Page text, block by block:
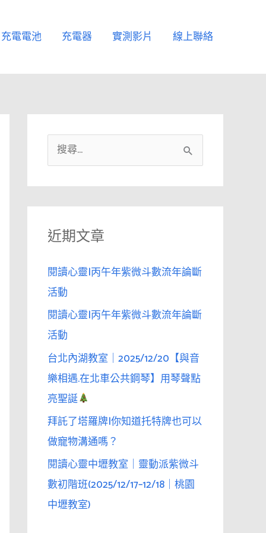
充電電池 充電器 實測影片 線上聯絡
尋
關
鍵
字
近期文章
閱讀心靈|丙午年紫微斗數流年論斷
活動
閱讀心靈|丙午年紫微斗數流年論斷
活動
台北內湖教室｜2025/12/20【與音
樂相遇.在北車公共鋼琴】用琴聲點
亮聖誕
拜託了塔羅牌|你知道托特牌也可以
做寵物溝通嗎？
閱讀心靈中壢教室｜靈動派紫微斗
數初階班(2025/12/17–12/18｜桃園
中壢教室)